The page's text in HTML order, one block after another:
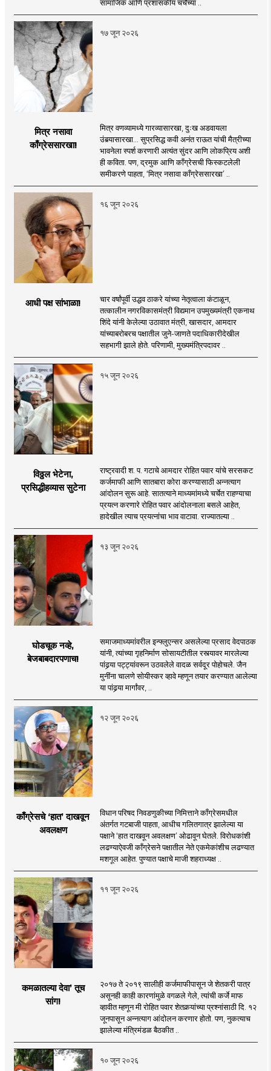
सामाजिक आणि प्रशासकीय चर्चेच्या ..
१७ जून २०२६
मित्र नसावा
काँग्रेससारखा!
मित्र वणव्यामध्ये गारव्यासारखा, दुःख अडवायला
उंबर्‍यासारखा... सुप्रसिद्ध कवी अनंत राऊत यांची मैत्रीच्या
भावनेला स्पर्श करणारी अत्यंत सुंदर आणि लोकप्रिय अशी
ही कविता. पण, द्रमुक आणि काँग्रेसची फिस्कटलेली
समीकरणे पाहता, ‘मित्र नसावा काँग्रेससारखा’ ..
१६ जून २०२६
आधी पक्ष सांभाळा!
चार वर्षांपूर्वी उद्धव ठाकरे यांच्या नेतृत्वाला कंटाळून,
तत्कालीन नगरविकासमंत्री विद्यमान उपमुख्यमंत्री एकनाथ
शिंदे यांनी केलेल्या उठावात मंत्री, खासदार, आमदार
यांच्याबरोबरच पक्षातील जुने-जाणते पदाधिकारीदेखील
सहभागी झाले होते. परिणामी, मुख्यमंत्रिपदावर ..
१५ जून २०२६
विठ्ठल भेटेना,
प्रसिद्धीहव्यास सुटेना
राष्ट्रवादी श. प. गटाचे आमदार रोहित पवार यांचे सरसकट
कर्जमाफी आणि सातबारा कोरा करण्यासाठी अन्नत्याग
आंदोलन सुरू आहे. सातत्याने माध्यमांमध्ये चर्चेत राहण्याचा
प्रयत्न करणारे रोहित पवार आंदोलनाला बसले आहेत,
हादेखील त्याच प्रयत्नांचा भाव वाटावा. राज्यातल्या ..
१३ जून २०२६
घोडचूक नव्हे,
बेजबाबदारपणाच!
समाजमाध्यमांवरील इन्फ्लुएन्सर असलेल्या प्रसाद वेदपाठक
यांनी, त्यांच्या गृहनिर्माण सोसायटीतील रस्त्यावर मारलेल्या
पांढर्‍या पट्ट्यांवरून उठवलेले वादळ सर्वदूर पोहोचले. जैन
मुनींना चालणे सोयीस्कर व्हावे म्हणून तयार करण्यात आलेल्या
या पांढर्‍या मार्गांवर, ..
१२ जून २०२६
काँग्रेसचे ‘हात’ दाखवून
अवलक्षण
विधान परिषद निवडणुकीच्या निमित्ताने काँग्रेसमधील
अंतर्गत गटबाजी पाहता, आधीच गलितगात्र झालेल्या या
पक्षाने ‘हात दाखवून अवलक्षण’ ओढावून घेतले. विरोधकांशी
लढण्याऐवजी काँग्रेसने पक्षातील नेते एकमेकांशीच लढण्यात
मशगूल आहेत. पुण्यात पक्षाचे माजी शहराध्यक्ष ..
११ जून २०२६
कमळातल्या देवा’ तूच
सांग!
२०१७ ते २०१९ सालीही कर्जमाफीपासून जे शेतकरी पात्र
असूनही काही कारणांमुळे वगळले गेले, त्यांची कर्जे माफ
व्हावीत म्हणून मी रोहित पवार शेतकर्‍यांच्या प्रश्नांसाठी दि. १२
जूनपासून अन्नत्याग आंदोलन करणार होतो. पण, नुकत्याच
झालेल्या मंत्रिमंडळ बैठकीत ..
१० जून २०२६